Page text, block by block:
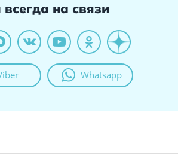
на связи
Whatsapp